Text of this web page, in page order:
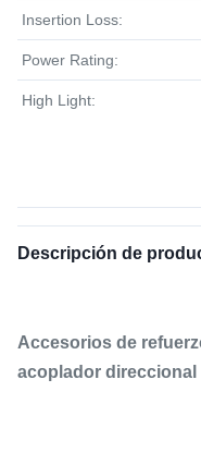
Insertion Loss:
Power Rating:
High Light:
Descripción de
Accesorios de
acoplador direccional